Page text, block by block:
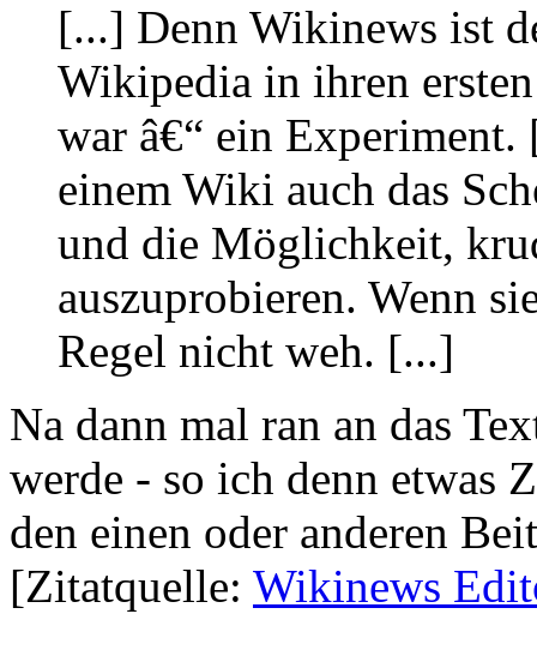
[...] Denn Wikinews ist
Wikipedia in ihren
war â€“ ein
einem Wiki auch das
und die Möglichkeit,
auszuprobieren. Wenn
Regel nicht weh. [...]
Na dann mal ran an das
werde - so ich denn etwas
den einen oder anderen
[Zitatquelle: Wikinews